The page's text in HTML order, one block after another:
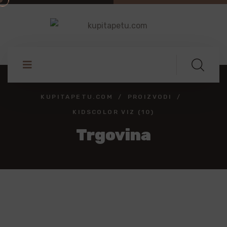
KUPITAPETU.COM PROIZVODI
KIDSCOLOR VIZ (10)
Trgovina